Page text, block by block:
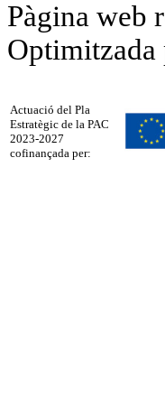
Pàgina web
Optimitzada
Actuació del Pla
Estratègic de la PAC
2023-2027
cofinançada per: